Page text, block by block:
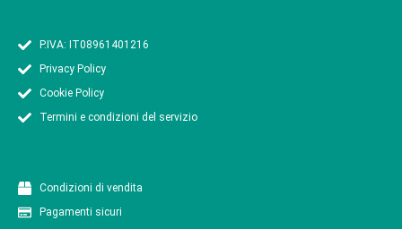
P.IVA: IT08961401216
Privacy Policy
Cookie Policy
Termini e condizioni del servizio
Condizioni di vendita
Pagamenti sicuri